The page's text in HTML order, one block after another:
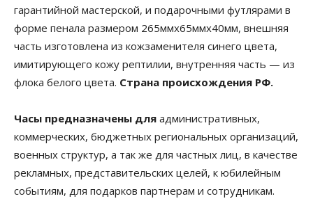
гарантийной мастерской, и подарочными футлярами в
форме пенала размером 265ммх65ммх40мм, внешняя
часть изготовлена из кожзаменителя синего цвета,
имитирующего кожу рептилии, внутренняя часть — из
флока белого цвета. Страна происхождения РФ.
Часы предназначены для административных,
коммерческих, бюджетных региональных организаций,
военных структур, а так же для частных лиц, в качестве
рекламных, представительских целей, к юбилейным
событиям, для подарков партнерам и сотрудникам.